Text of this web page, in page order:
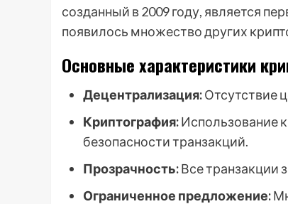
созданный в 2009 году, является
появилось множество других
Основные характеристики
Децентрализация:Отсутствие
Криптография:Использование
безопасности транзакций.
Прозрачность:Все транзакции
Ограниченное предложение: